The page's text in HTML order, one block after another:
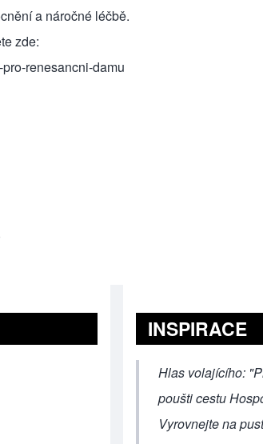
a náročné léčbě.
zde:
renesancni-damu
INSPIRACE
Hlas volajícího:
poušti cestu
Vyrovnejte na